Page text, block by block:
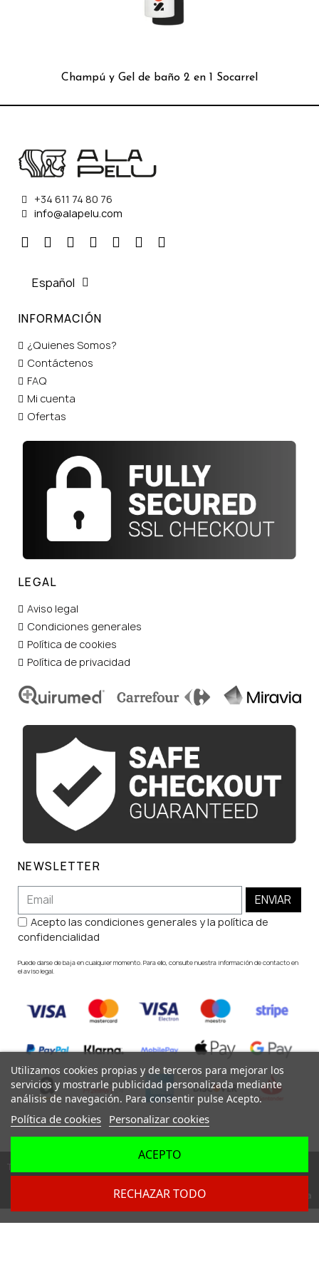
Champú y Gel de baño 2 en 1 Socarrel
+34 611 74 80 76
info@alapelu.com
Español
INFORMACIÓN
¿Quienes Somos?
Contáctenos
FAQ
Mi cuenta
Ofertas
LEGAL
Aviso legal
Condiciones generales
Política de cookies
Política de privacidad
NEWSLETTER
ENVIAR
Acepto las condiciones generales y la política de
confidencialidad
Puede darse de baja en cualquier momento. Para ello, consulte nuestra información de contacto en
el aviso legal.
Todos los derechos reservados ©
Dev. byDigital Agency Barcelona
Utilizamos cookies propias y de terceros para mejorar los
servicios y mostrarle publicidad personalizada mediante
análisis de navegación. Para consentir pulse Acepto.
Política de cookies Personalizar cookies
RECHAZAR TODO
ACEPTO